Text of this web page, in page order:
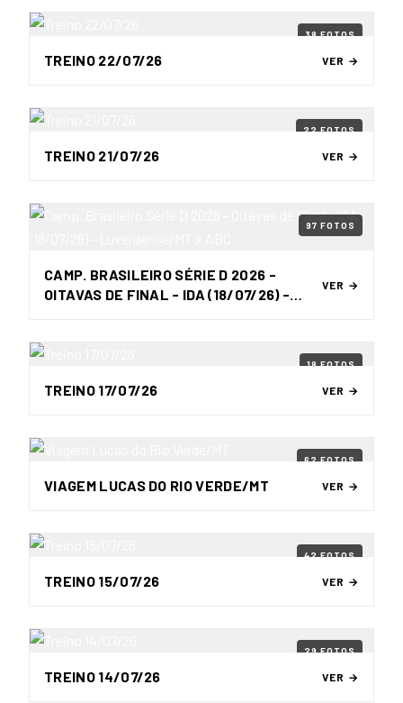
38 FOTOS
TREINO 22/07/26 VER →
22 FOTOS
TREINO 21/07/26 VER →
97 FOTOS
CAMP. BRASILEIRO SÉRIE D 2026 -
OITAVAS DE FINAL - IDA (18/07/26) -
VER →
18 FOTOS
TREINO 17/07/26 VER →
62 FOTOS
VIAGEM LUCAS DO RIO VERDE/MT VER →
42 FOTOS
TREINO 15/07/26 VER →
29 FOTOS
TREINO 14/07/26 VER →